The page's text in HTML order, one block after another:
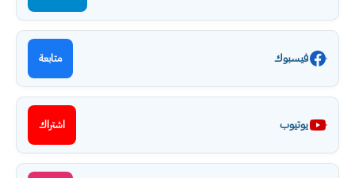
فيسبوك متابعة
يوتيوب اشتراك